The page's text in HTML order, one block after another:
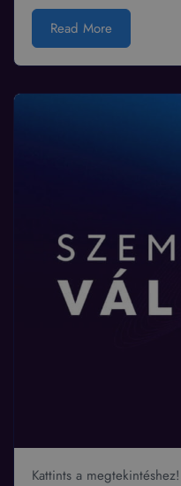
Read More
Kattints a megtekintéshez!